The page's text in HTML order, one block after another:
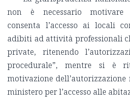
non è necessario motivare
consenta l’accesso ai locali
adibiti ad attività professionali
private, ritenendo
procedurale”, mentre si è
motivazione
ministero per l’accesso alle